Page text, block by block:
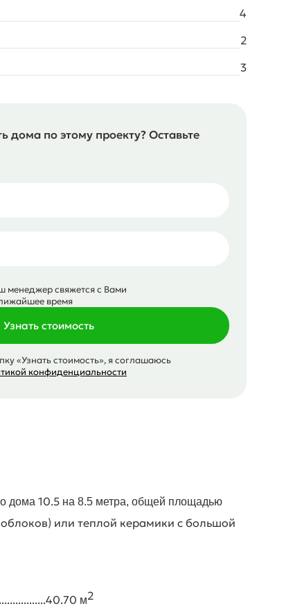
4
2
3
дома по этому проекту? Оставьте
менеджер свяжется с Вами
время
Узнать стоимость
«Узнать стоимость», я соглашаюсь
конфиденциальности
дома 10.5 на 8.5 метра, общей площадью
или теплой керамики с большой
м2